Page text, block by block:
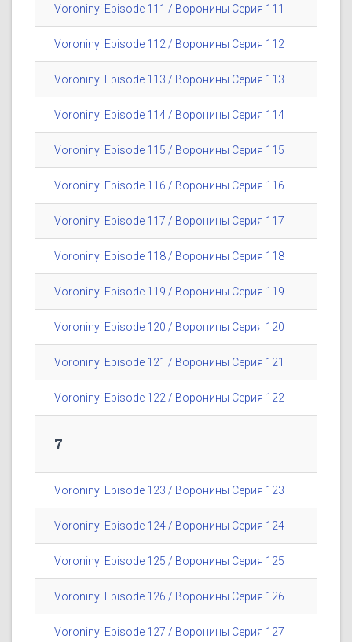
Voroninyi Episode 111 / Воронины Серия 111
Voroninyi Episode 112 / Воронины Серия 112
Voroninyi Episode 113 / Воронины Серия 113
Voroninyi Episode 114 / Воронины Серия 114
Voroninyi Episode 115 / Воронины Серия 115
Voroninyi Episode 116 / Воронины Серия 116
Voroninyi Episode 117 / Воронины Серия 117
Voroninyi Episode 118 / Воронины Серия 118
Voroninyi Episode 119 / Воронины Серия 119
Voroninyi Episode 120 / Воронины Серия 120
Voroninyi Episode 121 / Воронины Серия 121
Voroninyi Episode 122 / Воронины Серия 122
7
Voroninyi Episode 123 / Воронины Серия 123
Voroninyi Episode 124 / Воронины Серия 124
Voroninyi Episode 125 / Воронины Серия 125
Voroninyi Episode 126 / Воронины Серия 126
Voroninyi Episode 127 / Воронины Серия 127